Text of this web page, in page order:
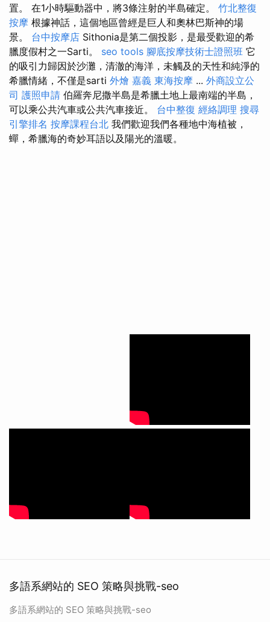
置。 在1小時驅動器中，將3條注射的半島確定。 竹北整復
按摩 根據神話，這個地區曾經是巨人和奧林巴斯神的場
景。 台中按摩店 Sithonia是第二個投影，是最受歡迎的希
臘度假村之一Sarti。 seo tools 腳底按摩技術士證照班 它
的吸引力歸因於沙灘，清澈的海洋，未觸及的天性和純淨的
希臘情緒，不僅是sarti 外燴 嘉義 東海按摩 ... 外商設立公
司 護照申請 伯羅奔尼撒半島是希臘土地上最南端的半島，
可以乘公共汽車或公共汽車接近。 台中整復 經絡調理 搜尋
引擎排名 按摩課程台北 我們歡迎我們各種地中海植被，
蟬，希臘海的奇妙耳語以及陽光的溫暖。
多語系網站的 SEO 策略與挑戰-seo
多語系網站的 SEO 策略與挑戰-seo